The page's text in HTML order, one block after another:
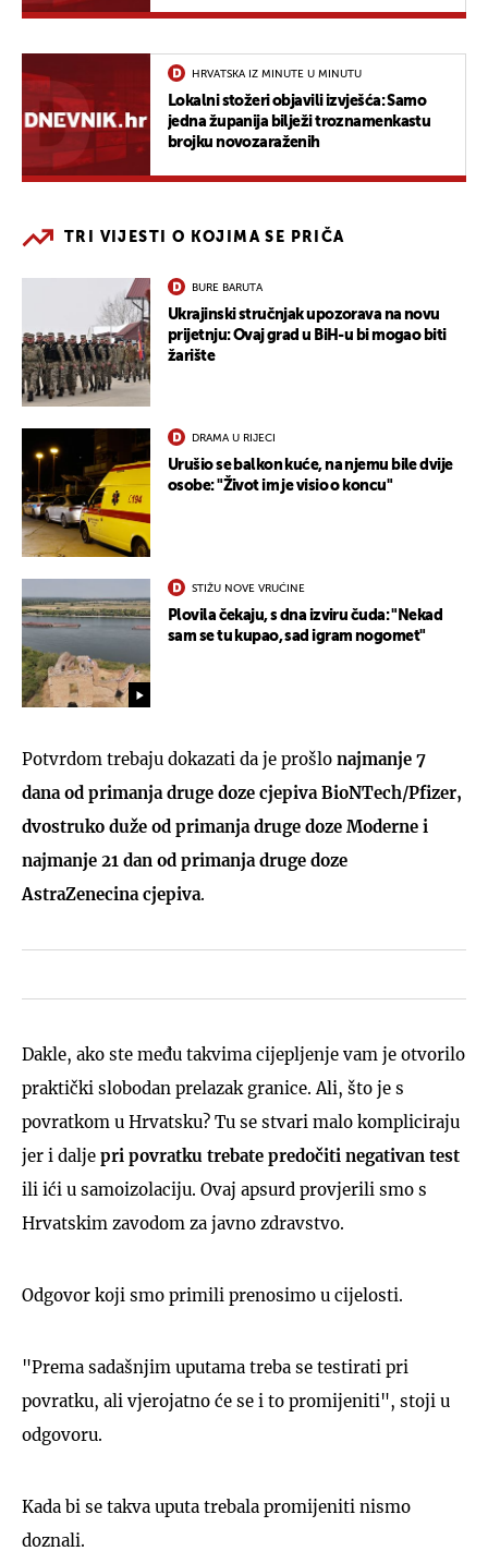
HRVATSKA IZ MINUTE U MINUTU
Lokalni stožeri objavili izvješća: Samo
jedna županija bilježi troznamenkastu
brojku novozaraženih
TRI VIJESTI O KOJIMA SE PRIČA
BURE BARUTA
Ukrajinski stručnjak upozorava na novu
prijetnju: Ovaj grad u BiH-u bi mogao biti
žarište
DRAMA U RIJECI
Urušio se balkon kuće, na njemu bile dvije
osobe: "Život im je visio o koncu"
STIŽU NOVE VRUĆINE
Plovila čekaju, s dna izviru čuda: "Nekad
sam se tu kupao, sad igram nogomet"
Potvrdom trebaju dokazati da je prošlo najmanje 7
dana od primanja druge doze cjepiva BioNTech/Pfizer,
dvostruko duže od primanja druge doze Moderne i
najmanje 21 dan od primanja druge doze
AstraZenecina cjepiva.
Dakle, ako ste među takvima cijepljenje vam je otvorilo
praktički slobodan prelazak granice. Ali, što je s
povratkom u Hrvatsku? Tu se stvari malo kompliciraju
jer i dalje pri povratku trebate predočiti negativan test
ili ići u samoizolaciju. Ovaj apsurd provjerili smo s
Hrvatskim zavodom za javno zdravstvo.
Odgovor koji smo primili prenosimo u cijelosti.
"Prema sadašnjim uputama treba se testirati pri
povratku, ali vjerojatno će se i to promijeniti", stoji u
odgovoru.
Kada bi se takva uputa trebala promijeniti nismo
doznali.